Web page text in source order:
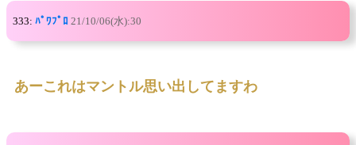
333: ﾊﾟﾜﾌﾟﾛ 21/10/06(水):30
あーこれはマントル思い出してますわ